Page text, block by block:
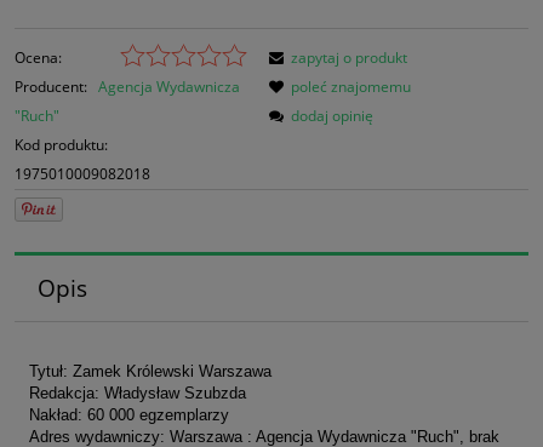
Ocena:
Producent: Agencja Wydawnicza
"Ruch"
Kod produktu:
1975010009082018
zapytaj o produkt
poleć znajomemu
dodaj opinię
Opis
Tytuł: Zamek Królewski Warszawa
Redakcja: Władysław Szubzda
Nakład: 60 000 egzemplarzy
Adres wydawniczy: Warszawa : Agencja Wydawnicza "Ruch", brak